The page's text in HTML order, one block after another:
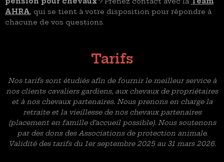
AHRA, qui se tient à votre disposition pour répondre à
chacune de vos questions.
Tarifs
Nos tarifs sont étudiés afin de fournir le meilleur service à
nos clients cavaliers gardiens, aux chevaux de propriétaires
et à nos chevaux partenaires. Nous prenons en charge la
retraite et la vieillesse de nos chevaux partenaires
(placement en famille d’accueil possible). Nous soutenons
par des dons des Associations de protection animale.
Validité des tarifs du 1er septembre 2025 au 31 mars 2026.